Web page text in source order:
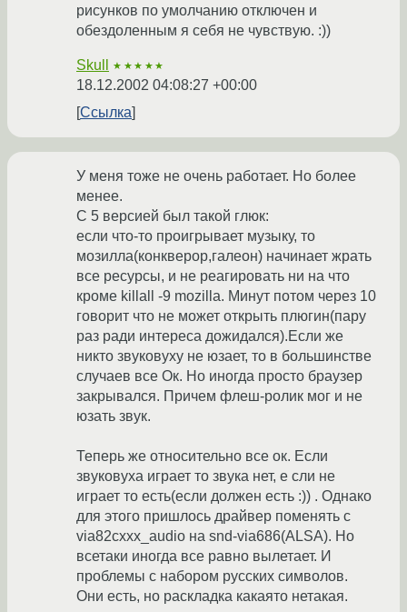
рисунков по умолчанию отключен и
обездоленным я себя не чувствую. :))
Skull ★★★★★
18.12.2002 04:08:27 +00:00
Ссылка
У меня тоже не очень работает. Но более
менее.
С 5 версией был такой глюк:
если что-то проигрывает музыку, то
мозилла(конкверор,галеон) начинает жрать
все ресурсы, и не реагировать ни на что
кроме killall -9 mozilla. Минут потом через 10
говорит что не может открыть плюгин(пару
раз ради интереса дожидался).Если же
никто звуковуху не юзает, то в большинстве
случаев все Ок. Но иногда просто браузер
закрывался. Причем флеш-ролик мог и не
юзать звук.
Теперь же относительно все ок. Если
звуковуха играет то звука нет, е сли не
играет то есть(если должен есть :)) . Однако
для этого пришлось драйвер поменять с
via82cxxx_audio на snd-via686(ALSA). Но
всетаки иногда все равно вылетает. И
проблемы с набором русских символов.
Они есть, но раскладка какаято нетакая.